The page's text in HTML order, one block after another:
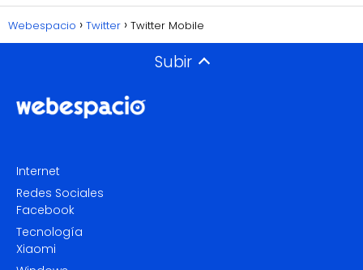
Webespacio Twitter Twitter Mobile
Subir
Internet
Redes Sociales
Facebook
Tecnología
Xiaomi